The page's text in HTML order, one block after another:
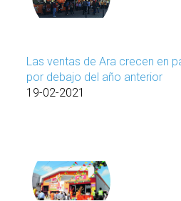
Las ventas de Ara crecen en
por debajo del año anterior
19-02-2021